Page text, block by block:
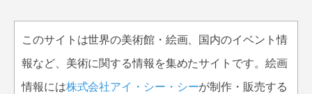
このサイトは世界の美術館・絵画、国内のイベント情
報など、美術に関する情報を集めたサイトです。絵画
情報には株式会社アイ・シー・シーが制作・販売する